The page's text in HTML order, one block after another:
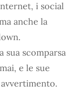
i social
anche la
sua scomparsa
e le sue